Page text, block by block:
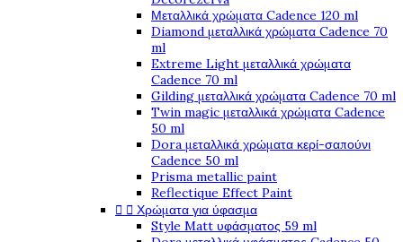
Μεταλλικά χρώματα Cadence 120 ml
Diamond μεταλλικά χρώματα Cadence 70
ml
Extreme Light μεταλλικά χρώματα
Cadence 70 ml
Gilding μεταλλικά χρώματα Cadence 70 ml
Twin magic μεταλλικά χρώματα Cadence
50 ml
Dora μεταλλικά χρώματα κερί-σαπούνι
Cadence 50 ml
Prisma metallic paint
Reflectique Effect Paint
  Χρώματα για ύφασμα
Style Matt υφάσματος 59 ml